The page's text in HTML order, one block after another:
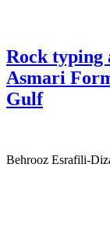
Rock typing
Asmari
Gulf
Behrooz Esrafili-